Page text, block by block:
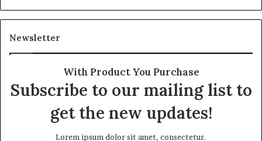
Newsletter
With Product You Purchase
Subscribe to our mailing list to
get the new updates!
Lorem ipsum dolor sit amet, consectetur.